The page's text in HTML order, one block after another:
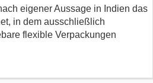
eigener Aussage in Indien das
in dem ausschließlich
flexible Verpackungen